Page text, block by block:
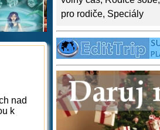
pro rodiče, Speciály
nad
k